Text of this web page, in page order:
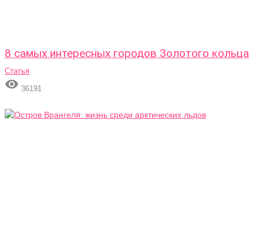
8 самых интересных городов Золотого кольца
Статья
 36191